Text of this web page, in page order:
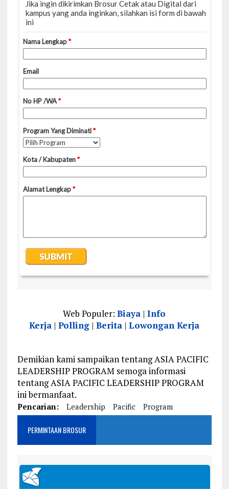
Web Populer:Biaya |Info
Kerja |Polling |Berita |Lowongan Kerja
Demikian kami sampaikan tentang ASIA PACIFIC
LEADERSHIP PROGRAM semoga informasi
tentang ASIA PACIFIC LEADERSHIP PROGRAM
ini bermanfaat.
Pencarian: Leadership Pacific Program
PERMINTAAN BROSUR